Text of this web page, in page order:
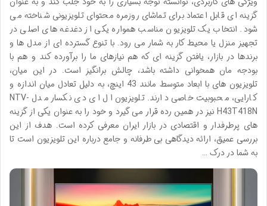
گزینه ای قابل اعتماد برای تماشای روزمره محتوای تلویزیونی شناخته می
شود. انتخاب یک تلویزیون مناسب همواره یکی از دغدغه های اصلی در
تجهیز منزل یا محیط کار به شمار می رود. با تنوع گسترده ای از مدل ها و
برندها در بازار، یافتن گزینه ای که هم نیازهای ما را برآورده کند و هم با
بودجه مان همخوانی داشته باشد، چالش برانگیز است. در این میان،
تلویزیون های با ابعاد متوسط مانند 43 اینچ، به دلیل تعادل میان اندازه و
کارایی، محبوبیت خاصی دارند. تلویزیون ال ای دی نکسار مدل NTV-
H43T418N نیز در همین رده قرار می گیرد و خود را به عنوان یکی از گزینه
های پرطرفدار و اقتصادی در بازار ایران معرفی کرده است. هدف از این
بررسی عمیق، ارائه دیدگاهی بی طرفانه و جامع درباره این تلویزیون است تا
به شما در درک …